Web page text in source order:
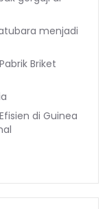
menjadi
Briket
di Guinea